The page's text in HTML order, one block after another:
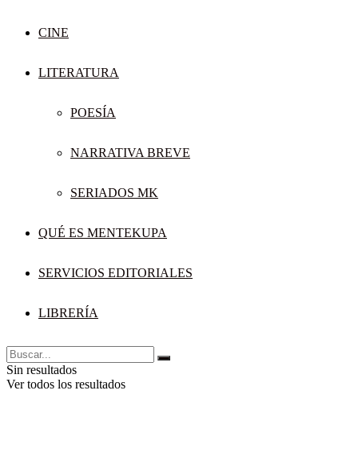
CINE
LITERATURA
POESÍA
NARRATIVA BREVE
SERIADOS MK
QUÉ ES MENTEKUPA
SERVICIOS EDITORIALES
LIBRERÍA
Sin resultados
Ver todos los resultados